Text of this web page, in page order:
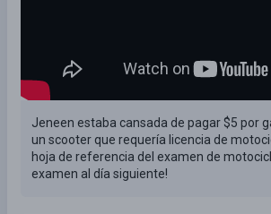
Jeneen estaba cansada de pagar $5 por
un scooter que requería licencia de
hoja de referencia del examen de
examen al día siguiente!